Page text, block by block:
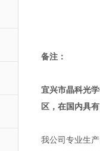
备注：
宜兴市晶科光
区，在国内具
我公司专业生